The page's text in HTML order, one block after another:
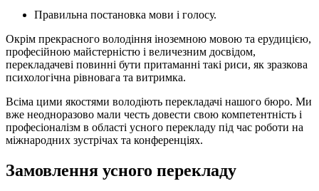
Правильна постановка мови і голосу.
Окрім прекрасного володіння іноземною мовою та ерудицією,
професійною майстерністю і величезним досвідом,
перекладачеві повинні бути притаманні такі риси, як зразкова
психологічна рівновага та витримка.
Всіма цими якостями володіють перекладачі нашого бюро. Ми
вже неодноразово мали честь довести свою компетентність і
професіоналізм в області усного перекладу під час роботи на
міжнародних зустрічах та конференціях.
Замовлення усного перекладу